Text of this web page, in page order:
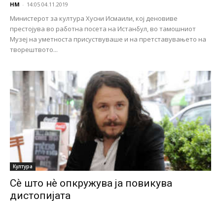
НМ - 14:05 04.11.2019
Министерот за култура Хусни Исмаили, кој деновиве
престојува во работна посета на Истанбул, во тамошниот
Музеј на уметноста присуствуваше и на претставувањето на
творештвото...
Култура
Сѐ што нѐ опкружува ја повикува
дистопијата